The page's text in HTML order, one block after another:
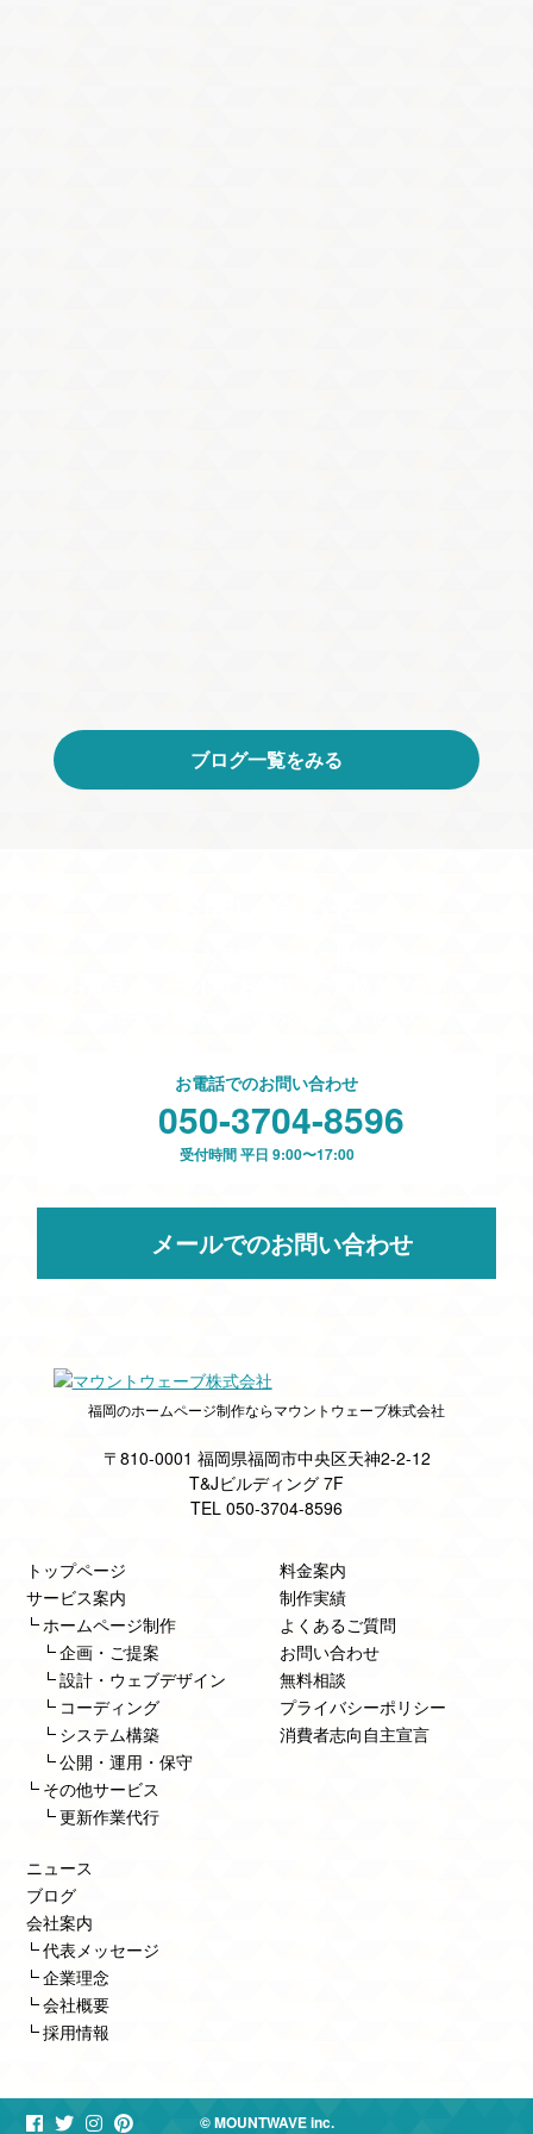
ブログ一覧をみる
お電話でのお問い合わせ
050-3704-8596
受付時間 平日 9:00〜17:00
メールでのお問い合わせ
福岡のホームページ制作ならマウントウェーブ株式会社
〒810-0001 福岡県福岡市中央区天神2-2-12
T&Jビルディング 7F
TEL 050-3704-8596
トップページ
サービス案内
ホームページ制作
企画・ご提案
設計・ウェブデザイン
コーディング
システム構築
公開・運用・保守
その他サービス
更新作業代行
料金案内
制作実績
よくあるご質問
お問い合わせ
無料相談
プライバシーポリシー
消費者志向自主宣言
ニュース
ブログ
会社案内
代表メッセージ
企業理念
会社概要
採用情報
© MOUNTWAVE inc.